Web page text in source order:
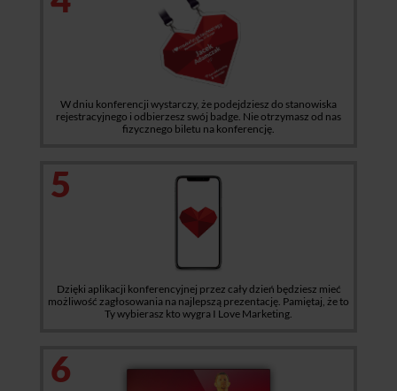
W dniu konferencji wystarczy, że podejdziesz do stanowiska
rejestracyjnego i odbierzesz swój badge. Nie otrzymasz od nas
fizycznego biletu na konferencję.
5
Dzięki aplikacji konferencyjnej przez cały dzień będziesz mieć
możliwość zagłosowania na najlepszą prezentację. Pamiętaj, że to
Ty wybierasz kto wygra I Love Marketing.
6